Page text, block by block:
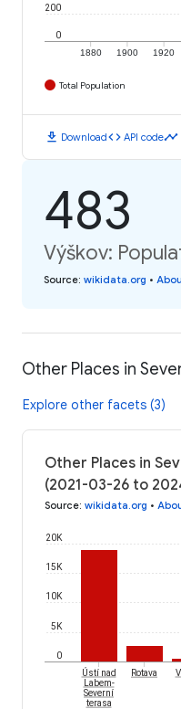
1880 1900 1920
0
200
Total Population
download Downloadcode API codetimeline
483
Výškov:
Source: wikidata.org •
Other Places in
Explore other facets (3)
Other Places in
(2021-03-26 to
Source: wikidata.org •
0
5K
10K
15K
20K
Ústí nad
Labem-
Severní
terasa
Rotava